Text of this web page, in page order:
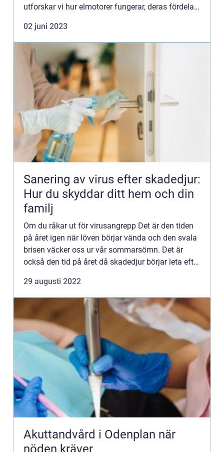
utforskar vi hur elmotorer fungerar, deras fördelar
02 juni 2023
Sanering av virus efter skadedjur:
Hur du skyddar ditt hem och din
familj
Om du råkar ut för virusangrepp Det är den tiden
på året igen när löven börjar vända och den svala
brisen väcker oss ur vår sommarsömn. Det är
också den tid på året då skadedjur börjar leta efter
har h...
29 augusti 2022
Akuttandvård i Odenplan när
nöden kräver